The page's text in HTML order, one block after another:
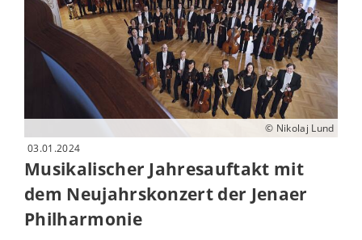
© Nikolaj Lund
03.01.2024
Musikalischer Jahresauftakt mit
dem Neujahrskonzert der Jenaer
Philharmonie